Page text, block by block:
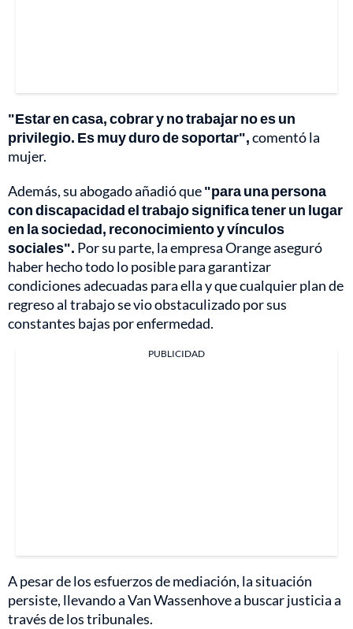
"Estar en casa, cobrar y no trabajar no es un
privilegio. Es muy duro de soportar",comentó la
mujer.
Además, su abogado añadió que"para una persona
con discapacidad el trabajo significa tener un lugar
en la sociedad, reconocimiento y vínculos
sociales". Por su parte, la empresa Orange aseguró
haber hecho todo lo posible para garantizar
condiciones adecuadas para ella y que cualquier plan de
regreso al trabajo se vio obstaculizado por sus
constantes bajas por enfermedad.
PUBLICIDAD
A pesar de los esfuerzos de mediación, la situación
persiste, llevando a Van Wassenhove a buscar justicia a
través de los tribunales.